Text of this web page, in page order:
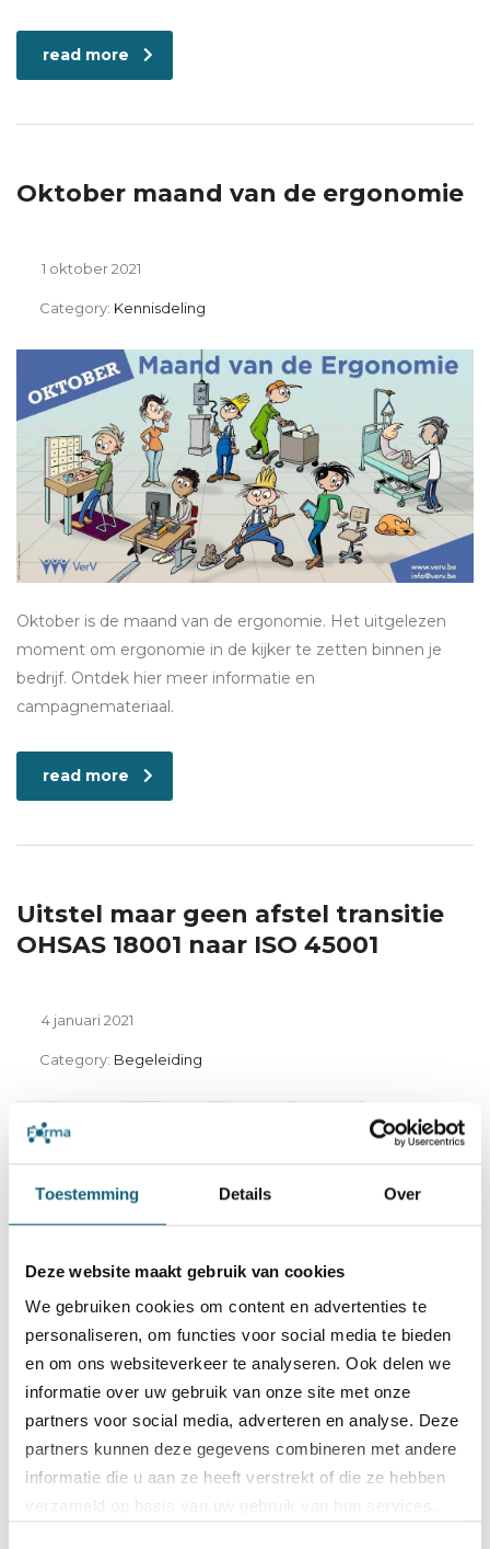
Toestemming Details Over
Deze website maakt gebruik van cookies
We gebruiken cookies om content en advertenties te
personaliseren, om functies voor social media te bieden
en om ons websiteverkeer te analyseren. Ook delen we
informatie over uw gebruik van onze site met onze
partners voor social media, adverteren en analyse. Deze
partners kunnen deze gegevens combineren met andere
informatie die u aan ze heeft verstrekt of die ze hebben
verzameld op basis van uw gebruik van hun services.
read more
Oktober maand van de ergonomie
1 oktober 2021
Category: Kennisdeling
Oktober is de maand van de ergonomie. Het uitgelezen
moment om ergonomie in de kijker te zetten binnen je
bedrijf. Ontdek hier meer informatie en
campagnemateriaal.
read more
Uitstel maar geen afstel transitie
OHSAS 18001 naar ISO 45001
4 januari 2021
Category: Begeleiding
De geldigheid van de OHSAS 18001 certificaten wordt met
6 maanden verlengd. Deze blijven momenteel geldig tot
30 september 2021. Daarna is enkel het ISO 45001
certificaat geldig.
read more